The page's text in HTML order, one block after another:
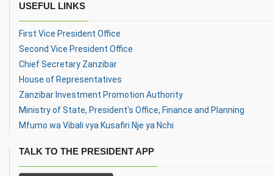
USEFUL LINKS
First Vice President Office
Second Vice President Office
Chief Secretary Zanzibar
House of Representatives
Zanzibar Investment Promotion Authority
Ministry of State, President's Office, Finance and Planning
Mfumo wa Vibali vya Kusafiri Nje ya Nchi
TALK TO THE PRESIDENT APP